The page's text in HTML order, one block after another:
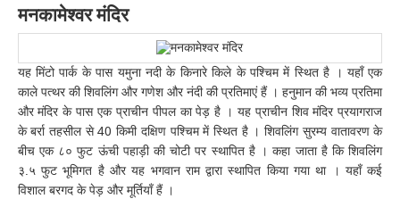
मनकामेश्वर मंदिर
यह मिंटो पार्क के पास यमुना नदी के किनारे किले के पश्चिम में स्थित है । यहाँ एक
काले पत्थर की शिवलिंग और गणेश और नंदी की प्रतिमाएं हैं । हनुमान की भव्य प्रतिमा
और मंदिर के पास एक प्राचीन पीपल का पेड़ है । यह प्राचीन शिव मंदिर प्रयागराज
के बर्रा तहसील से 40 किमी दक्षिण पश्चिम में स्थित है । शिवलिंग सुरम्य वातावरण के
बीच एक ८० फुट ऊंची पहाड़ी की चोटी पर स्थापित है । कहा जाता है कि शिवलिंग
३.५ फुट भूमिगत है और यह भगवान राम द्वारा स्थापित किया गया था । यहाँ कई
विशाल बरगद के पेड़ और मूर्तियाँ हैं ।